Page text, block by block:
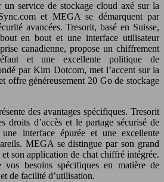
un service de stockage cloud axé sur la
et MEGA se démarquent par
avancées. Tresorit, basé en Suisse,
en bout et une interface utilisateur
canadienne, propose un chiffrement
et une excellente politique de
par Kim Dotcom, met l’accent sur la
offre généreusement 20 Go de stockage
des avantages spécifiques. Tresorit
droits d’accès et le partage sécurisé de
interface épurée et une excellente
MEGA se distingue par son grand
son application de chat chiffré intégrée.
besoins spécifiques en matière de
de facilité d’utilisation.